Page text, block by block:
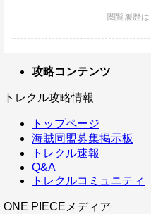
攻略コンテンツ
トレクル攻略情報
トップページ
海賊同盟募集掲示板
トレクル速報
Q&A
トレクルコミュニティ
ONE PIECEメディア